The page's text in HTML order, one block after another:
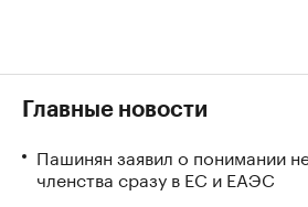
Главные новости
Пашинян заявил о понимании
членства сразу в ЕС и ЕАЭС